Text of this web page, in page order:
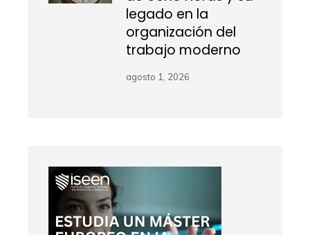
legado en la
organización del
trabajo moderno
agosto 1, 2026